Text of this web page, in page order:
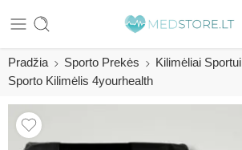
Pradžia Sporto Prekės
Kilimėliai Sportui
Sporto Kilimėlis 4yourhealth